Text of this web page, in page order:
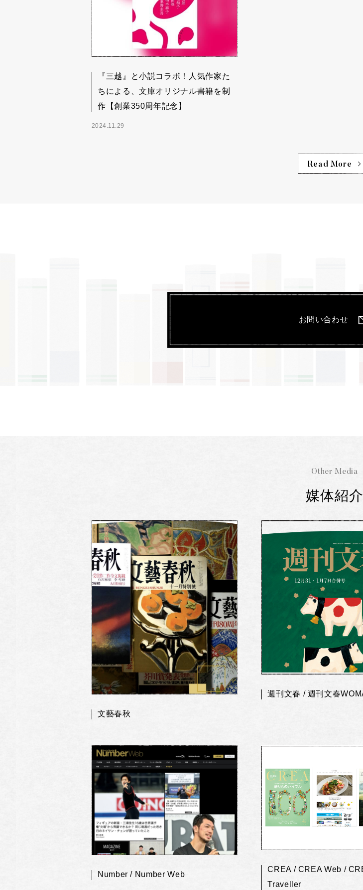
『三越』と小説コラボ！人気作家た
ちによる、文庫オリジナル書籍を制
作【創業350周年記念】
2024.11.29
Read More
お問い合わせ
Other Media
媒体紹介
文藝春秋
週刊文春 / 週刊文春
Number / Number Web
CREA / CREA Web /
Traveller